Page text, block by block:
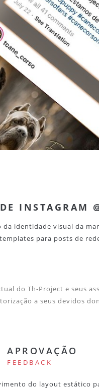
INSTAGRAM
da identidade visual da
para posts de
do Th-Project e seus
a seus devidos
APROVAÇÃO
FEEDBACK
do layout estático